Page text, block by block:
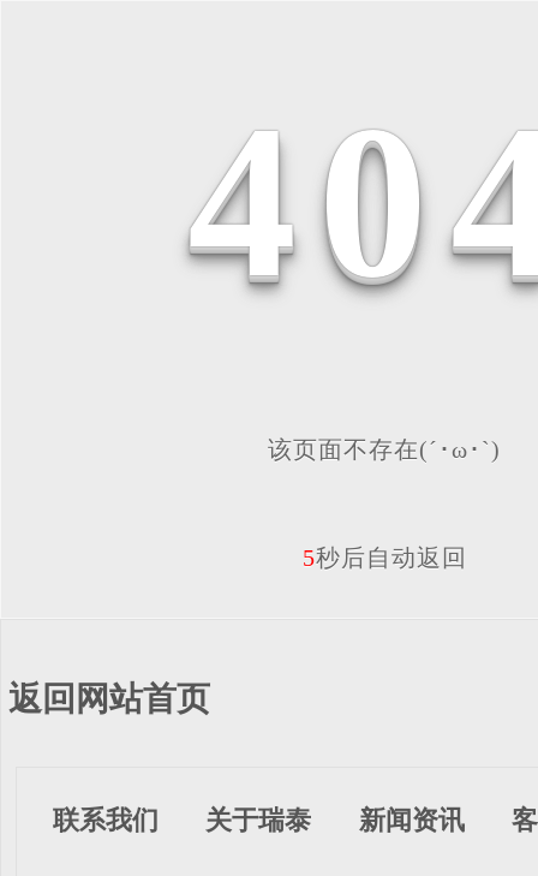
40
该页面不存在(´･ω･`)
5秒后自动返回
返回网站首页
联系我们 关于瑞泰 新闻资讯